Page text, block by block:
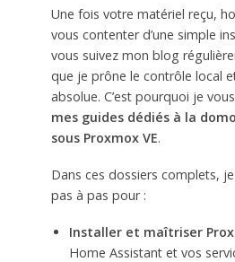
Une fois votre matériel reçu,
vous contenter d’une simple
vous suivez mon blog
que je prône le contrôle local
absolue. C’est pourquoi je
mes guides dédiés à la
sous Proxmox VE.
Dans ces dossiers complets,
pas à pas pour :
Installer et maîtriser
Home Assistant et vos